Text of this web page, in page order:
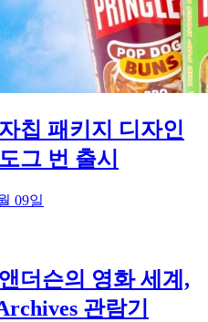
칩 패키지 디자인
그 번 출시
09일
더슨의 영화 세계,
관람기